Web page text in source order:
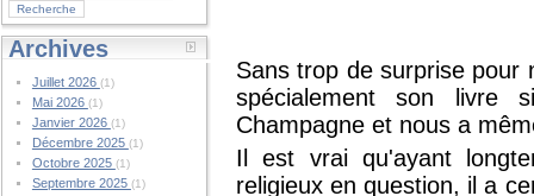
Archives
Juillet 2026 (1)
Mai 2026 (1)
Janvier 2026 (1)
Décembre 2025 (1)
Octobre 2025 (1)
Septembre 2025 (1)
Sans trop de surprise pour
spécialement son livre
Champagne et nous a
Il est vrai qu'ayant
religieux en question, il a